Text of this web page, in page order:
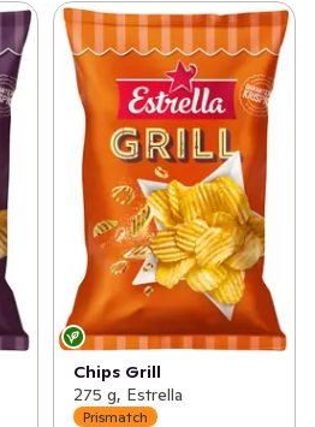
Chips Grill
275 g, Estrella
Prismatch